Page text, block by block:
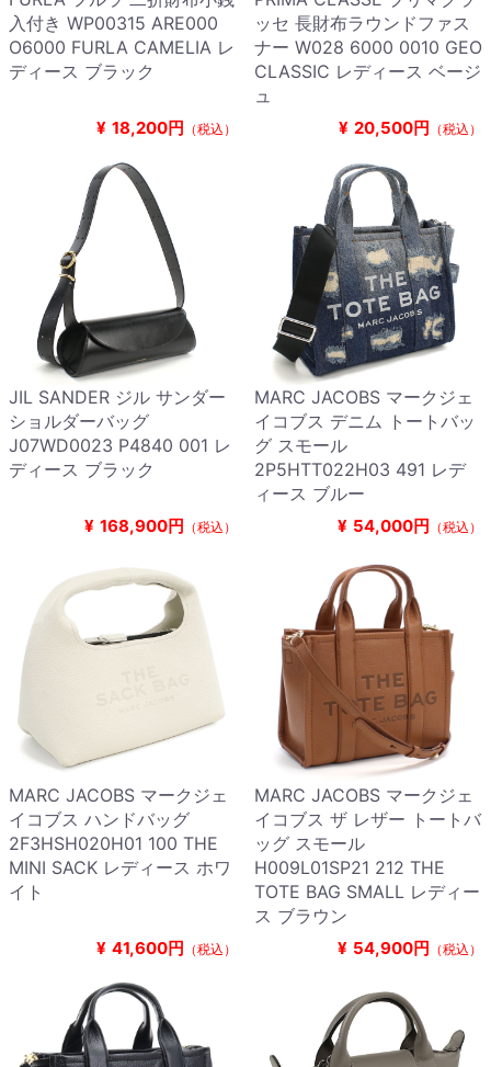
入付き WP00315 ARE000
O6000 FURLA CAMELIA レ
ディース ブラック
¥ 18,200円 （税込）
ッセ 長財布ラウンドファス
ナー W028 6000 0010 GEO
CLASSIC レディース ベージ
ュ
¥ 20,500円 （税込）
JIL SANDER ジル サンダー
ショルダーバッグ
J07WD0023 P4840 001 レ
ディース ブラック
¥ 168,900円 （税込）
MARC JACOBS マークジェ
イコブス デニム トートバッ
グ スモール
2P5HTT022H03 491 レデ
ィース ブルー
¥ 54,000円 （税込）
MARC JACOBS マークジェ
イコブス ハンドバッグ
2F3HSH020H01 100 THE
MINI SACK レディース ホワ
イト
¥ 41,600円 （税込）
MARC JACOBS マークジェ
イコブス ザ レザー トートバ
ッグ スモール
H009L01SP21 212 THE
TOTE BAG SMALL レディー
ス ブラウン
¥ 54,900円 （税込）